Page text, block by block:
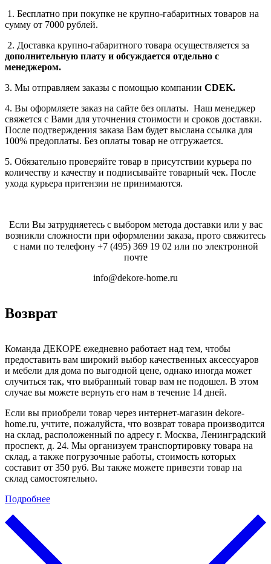
1. Бесплатно при покупке не крупно-габаритных товаров на
сумму от 7000 рублей.
2. Доставка крупно-габаритного товара осуществляется за
дополнительную плату и обсуждается отдельно с
менеджером.
3. Мы отправляем заказы с помощью компании СDEK.
4. Вы оформляете заказ на сайте без оплаты. Наш менеджер
свяжется с Вами для уточнения стоимости и сроков доставки.
После подтверждения заказа Вам будет выслана ссылка для
100% предоплаты. Без оплаты товар не отгружается.
5. Обязательно проверяйте товар в присутствии курьера по
количеству и качеству и подписывайте товарный чек. После
ухода курьера притензии не принимаются.
Если Вы затрудняетесь с выбором метода доставки или у вас
возникли сложности при оформлении заказа, прото свяжитесь
с нами по телефону +7 (495) 369 19 02 или по электронной
почте
info@dekore-home.ru
Возврат
Команда ДЕКОРЕ ежедневно работает над тем, чтобы
предоставить вам широкий выбор качественных аксессуаров
и мебели для дома по выгодной цене, однако иногда может
случиться так, что выбранный товар вам не подошел. В этом
случае вы можете вернуть его нам в течение 14 дней.
Если вы приобрели товар через интернет-магазин dekore-
home.ru, учтите, пожалуйста, что возврат товара производится
на склад, расположенный по адресу г. Москва, Ленинградский
проспект, д. 24. Мы организуем транспортировку товара на
склад, а также погрузочные работы, стоимость которых
составит от 350 руб. Вы также можете привезти товар на
склад самостоятельно.
Подробнее